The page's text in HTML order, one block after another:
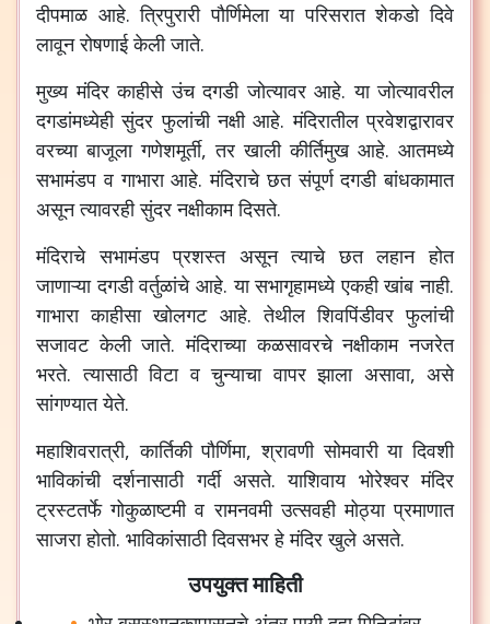
दीपमाळ आहे. त्रिपुरारी पौर्णिमेला या परिसरात शेकडो दिवे
लावून रोषणाई केली जाते.
मुख्य मंदिर काहीसे उंच दगडी जोत्यावर आहे. या जोत्यावरील
दगडांमध्येही सुंदर फुलांची नक्षी आहे. मंदिरातील प्रवेशद्वारावर
वरच्या बाजूला गणेशमूर्ती, तर खाली कीर्तिमुख आहे. आतमध्ये
सभामंडप व गाभारा आहे. मंदिराचे छत संपूर्ण दगडी बांधकामात
असून त्यावरही सुंदर नक्षीकाम दिसते.
मंदिराचे सभामंडप प्रशस्त असून त्याचे छत लहान होत
जाणाऱ्या दगडी वर्तुळांचे आहे. या सभागृहामध्ये एकही खांब नाही.
गाभारा काहीसा खोलगट आहे. तेथील शिवपिंडीवर फुलांची
सजावट केली जाते. मंदिराच्या कळसावरचे नक्षीकाम नजरेत
भरते. त्यासाठी विटा व चुन्याचा वापर झाला असावा, असे
सांगण्यात येते.
महाशिवरात्री, कार्तिकी पौर्णिमा, श्रावणी सोमवारी या दिवशी
भाविकांची दर्शनासाठी गर्दी असते. याशिवाय भोरेश्वर मंदिर
ट्रस्टतर्फे गोकुळाष्टमी व रामनवमी उत्सवही मोठ्या प्रमाणात
साजरा होतो. भाविकांसाठी दिवसभर हे मंदिर खुले असते.
उपयुक्त माहिती